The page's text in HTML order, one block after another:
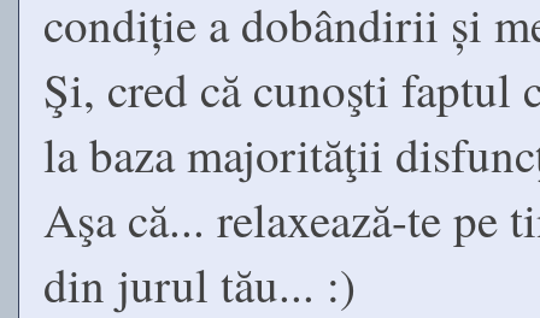
condiție a dobândirii și
Şi, cred că cunoşti faptul
la baza majorităţii
Aşa că... relaxează-te pe
din jurul tău... :)